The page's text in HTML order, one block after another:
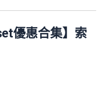
月內自動存入至認可信用
值都計迎新，不過要留
hsbc-red-apply
轉數快回贈！詳情
優惠合集】索